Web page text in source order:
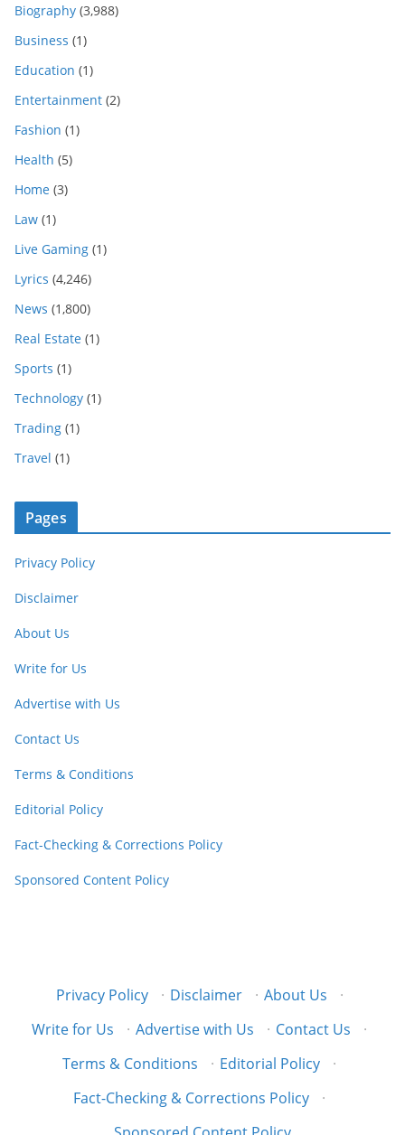
Biography (3,988)
Business (1)
Education (1)
Entertainment (2)
Fashion (1)
Health (5)
Home (3)
Law (1)
Live Gaming (1)
Lyrics (4,246)
News (1,800)
Real Estate (1)
Sports (1)
Technology (1)
Trading (1)
Travel (1)
Pages
Privacy Policy
Disclaimer
About Us
Write for Us
Advertise with Us
Contact Us
Terms & Conditions
Editorial Policy
Fact-Checking & Corrections Policy
Sponsored Content Policy
Privacy Policy · Disclaimer · About Us
·
Write for Us
· Advertise with Us · Contact Us
·
Terms & Conditions
· Editorial Policy
·
Fact-Checking & Corrections Policy
·